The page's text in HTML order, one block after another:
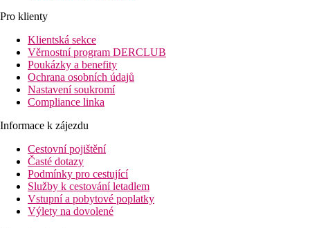
Pro klienty
Klientská sekce
Věrnostní program DERCLUB
Poukázky a benefity
Ochrana osobních údajů
Nastavení soukromí
Compliance linka
Informace k zájezdu
Cestovní pojištění
Časté dotazy
Podmínky pro cestující
Služby k cestování letadlem
Vstupní a pobytové poplatky
Výlety na dovolené